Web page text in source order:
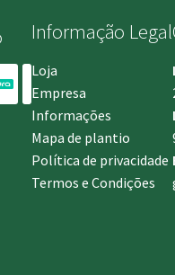
Informação Legal
Loja
Empresa
Informações
Mapa de plantio
Política de privacidade
Termos e Condições